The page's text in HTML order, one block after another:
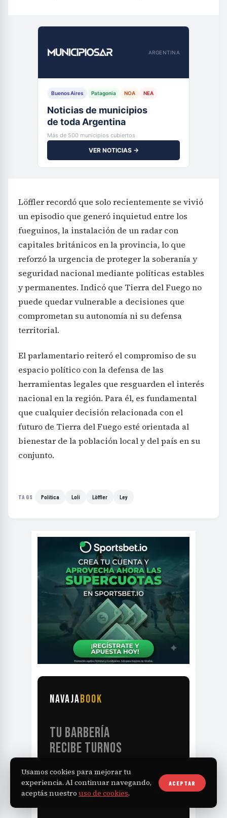
ARGENTINA
Buenos Aires Patagonia NOA NEA
Noticias de municipios
de toda Argentina
Más de 500 municipios cubiertos
VER NOTICIAS →
Löffler recordó que solo recientemente se vivió
un episodio que generó inquietud entre los
fueguinos, la instalación de un radar con
capitales británicos en la provincia, lo que
reforzó la urgencia de proteger la soberanía y
seguridad nacional mediante políticas estables
y permanentes. Indicó que Tierra del Fuego no
puede quedar vulnerable a decisiones que
comprometan su autonomía ni su defensa
territorial.
El parlamentario reiteró el compromiso de su
espacio político con la defensa de las
herramientas legales que resguarden el interés
nacional en la región. Para él, es fundamental
que cualquier decisión relacionada con el
futuro de Tierra del Fuego esté orientada al
bienestar de la población local y del país en su
conjunto.
TAGS Política Loli Löffler Ley
NAVAJABOOK
TU BARBERÍA
RECIBE TURNOS
LAS 24HS
Usamos cookies para mejorar tu
experiencia. Al continuar navegando,
aceptás nuestro uso de cookies.
ACEPTAR